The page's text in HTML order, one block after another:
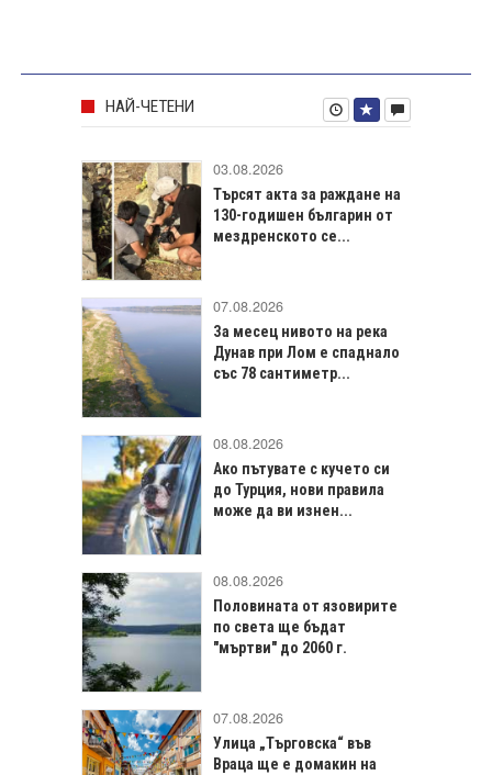
НАЙ-ЧЕТЕНИ
03.08.2026
Търсят акта за раждане на
130-годишен българин от
мездренското се...
07.08.2026
За месец нивото на река
Дунав при Лом е спаднало
със 78 сантиметр...
08.08.2026
Ако пътувате с кучето си
до Турция, нови правила
може да ви изнен...
08.08.2026
Половината от язовирите
по света ще бъдат
"мъртви" до 2060 г.
07.08.2026
Улица „Търговска“ във
Враца щe е домакин на